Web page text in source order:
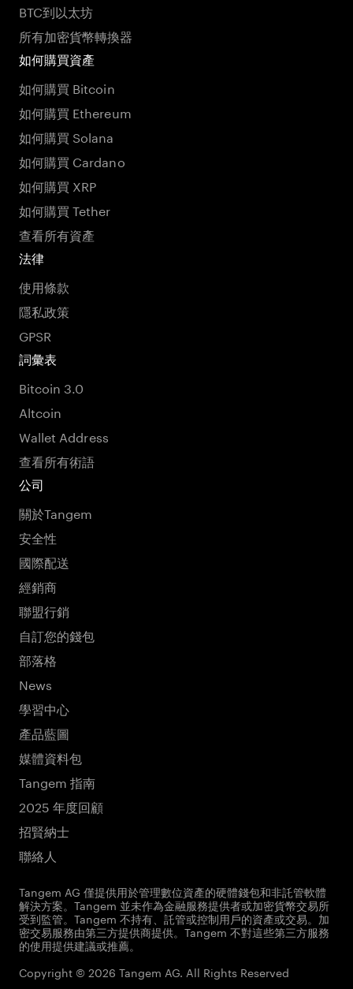
BTC到以太坊
所有加密貨幣轉換器
如何購買資產
如何購買 Bitcoin
如何購買 Ethereum
如何購買 Solana
如何購買 Cardano
如何購買 XRP
如何購買 Tether
查看所有資產
法律
使用條款
隱私政策
GPSR
詞彙表
Bitcoin 3.0
Altcoin
Wallet Address
查看所有術語
公司
關於Tangem
安全性
國際配送
經銷商
聯盟行銷
自訂您的錢包
部落格
News
學習中心
產品藍圖
媒體資料包
Tangem 指南
2025 年度回顧
招賢納士
聯絡人
Tangem AG 僅提供用於管理數位資產的硬體錢包和非託管軟體
解決方案。Tangem 並未作為金融服務提供者或加密貨幣交易所
受到監管。Tangem 不持有、託管或控制用戶的資產或交易。加
密交易服務由第三方提供商提供。Tangem 不對這些第三方服務
的使用提供建議或推薦。